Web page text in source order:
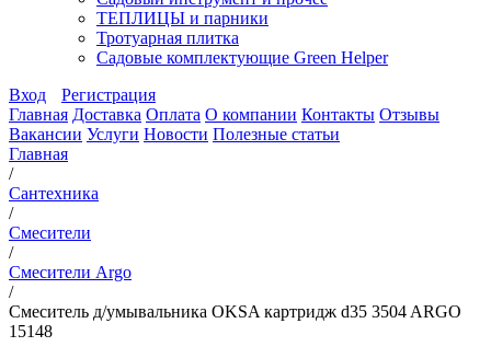
ТЕПЛИЦЫ и парники
Тротуарная плитка
Садовые комплектующие Green Helper
Вход
Регистрация
Главная Доставка Оплата О компании Контакты Отзывы
Вакансии Услуги Новости Полезные статьи
Главная
/
Сантехника
/
Смесители
/
Смесители Argo
/
Смеситель д/умывальника OKSA картридж d35 3504 ARGO
15148